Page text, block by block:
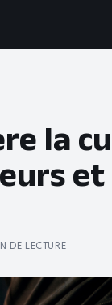
la
et
DE LECTURE